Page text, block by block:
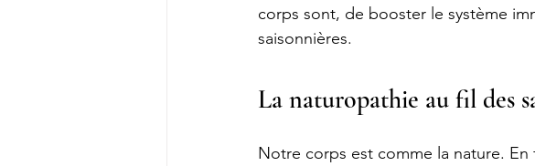
corps sont, de booster le système
saisonnières.
La naturopathie au fil des
Notre corps est comme la nature.